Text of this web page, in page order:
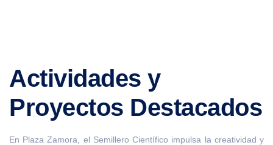
Actividades y
Proyectos Destacados
En Plaza Zamora, el Semillero Científico impulsa la creatividad y